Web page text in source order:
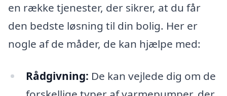
en række tjenester, der sikrer, at du får
den bedste løsning til din bolig. Her er
nogle af de måder, de kan hjælpe med:
Rådgivning: De kan vejlede dig om de